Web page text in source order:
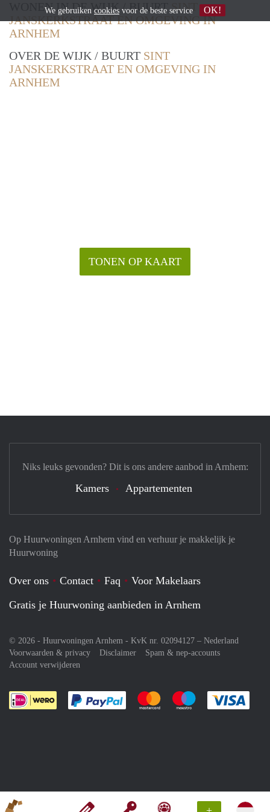
WONEN IN DE WIJK / BUURTSINT
JANSKERKSTRAAT EN OMGEVING IN
ARNHEM
OVER DE WIJK / BUURT SINT
JANSKERKSTRAAT EN OMGEVING IN
ARNHEM
TONEN OP KAART
Op Huurwoningen Arnhem vind en verhuur je makkelijk je
Huurwoning
Over ons Contact Faq
Voor Makelaars
Gratis je Huurwoning aanbieden in Arnhem
© 2026 - Huurwoningen Arnhem - KvK nr. 02094127 – Nederland
Voorwaarden & privacy
Disclaimer
Spam & nep-accounts
Account verwijderen
Je rekent gemakkelijk af met Paypal
Je rekent gemakkelijk af met
Je rekent
Niks leuks gevonden? Dit is ons andere aanbod in Arnhem:
Kamers Appartementen
We gebruiken cookies voor de beste service OK!